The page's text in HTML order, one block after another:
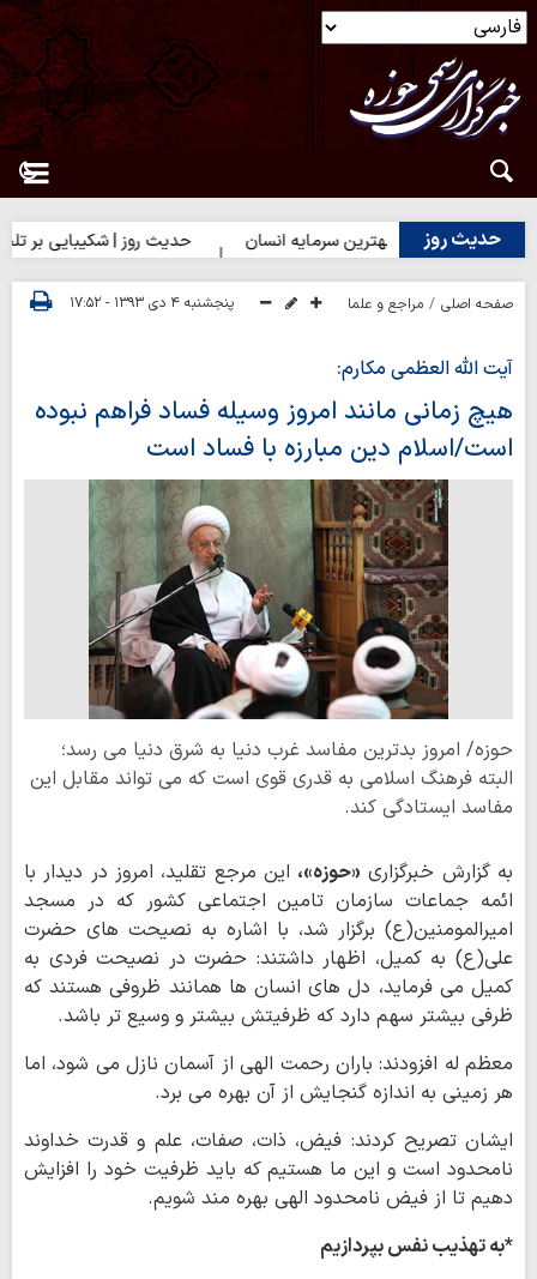
حدیث روز
روز | بهترین سرمایه انسان حدیث روز | شکیبایی بر تلخی حق
صفحه اصلی مراجع و علما پنجشنبه ۴ دی ۱۳۹۳ - ۱۷:۵۲
آیت الله العظمی مکارم:
هیچ زمانی مانند امروز وسیله فساد فراهم نبوده
است/اسلام دین مبارزه با فساد است
حوزه/ امروز بدترین مفاسد غرب دنیا به شرق دنیا می رسد؛
البته فرهنگ اسلامی به قدری قوی است که می تواند مقابل این
مفاسد ایستادگی کند.
به گزارش خبرگزاری «حوزه»، این مرجع تقلید، امروز در دیدار با
ائمه جماعات سازمان تامین اجتماعی کشور که در مسجد
امیرالمومنین(ع) برگزار شد، با اشاره به نصیحت های حضرت
علی(ع) به کمیل، اظهار داشتند: حضرت در نصیحت فردی به
کمیل می فرماید، دل های انسان ها همانند ظروفی هستند که
ظرفی بیشتر سهم دارد که ظرفیتش بیشتر و وسیع تر باشد.
معظم له افزودند: باران رحمت الهی از آسمان نازل می شود، اما
هر زمینی به اندازه گنجایش از آن بهره می برد.
ایشان تصریح کردند: فیض، ذات، صفات، علم و قدرت خداوند
نامحدود است و این ما هستیم که باید ظرفیت خود را افزایش
دهیم تا از فیض نامحدود الهی بهره مند شویم.
*به تهذیب نفس بپردازیم